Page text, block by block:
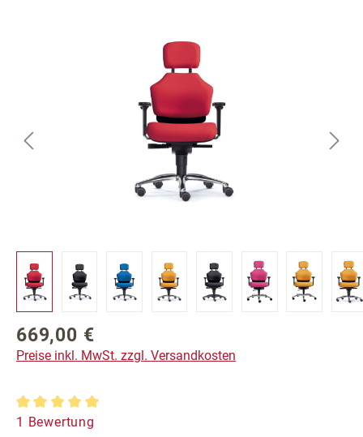
Bildergalerie überspringen
Regulärer Preis:
669,00 €
Preise inkl. MwSt. zzgl. Versandkosten
Durchschnittliche Bewertung von 5 von 5 Sternen
1 Bewertung